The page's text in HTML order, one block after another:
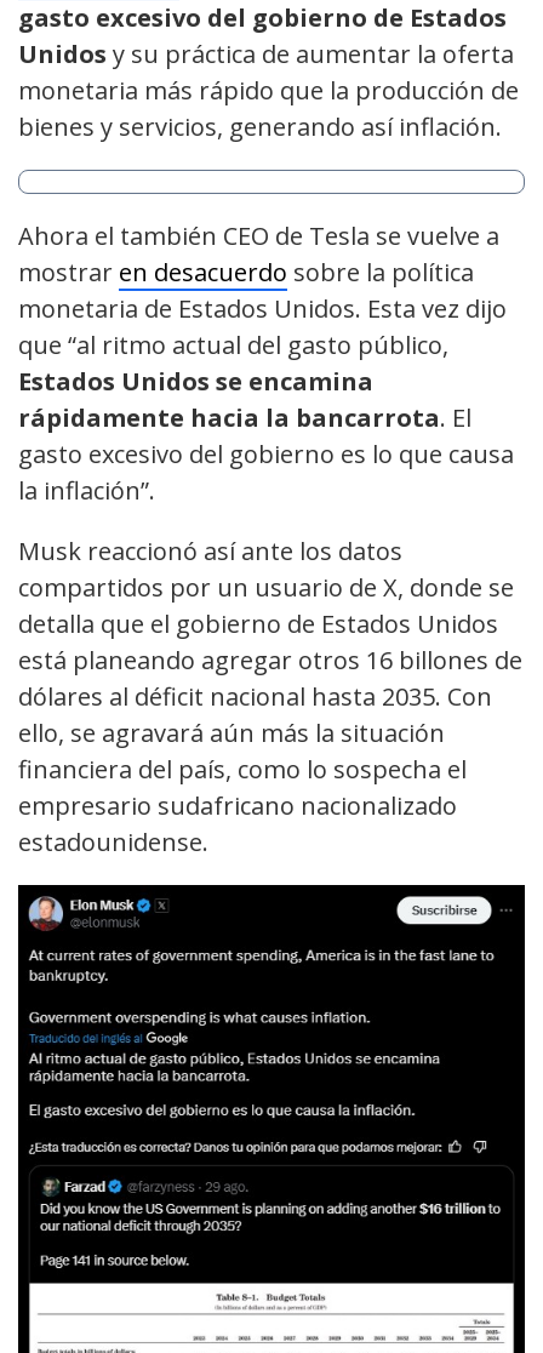
gasto excesivo del gobierno de Estados
Unidos y su práctica de aumentar la oferta
monetaria más rápido que la producción de
bienes y servicios, generando así inflación.
Ahora el también CEO de Tesla se vuelve a
mostrar en desacuerdo sobre la política
monetaria de Estados Unidos. Esta vez dijo
que “al ritmo actual del gasto público,
Estados Unidos se encamina
rápidamente hacia la bancarrota. El
gasto excesivo del gobierno es lo que causa
la inflación”.
Musk reaccionó así ante los datos
compartidos por un usuario de X, donde se
detalla que el gobierno de Estados Unidos
está planeando agregar otros 16 billones de
dólares al déficit nacional hasta 2035. Con
ello, se agravará aún más la situación
financiera del país, como lo sospecha el
empresario sudafricano nacionalizado
estadounidense.